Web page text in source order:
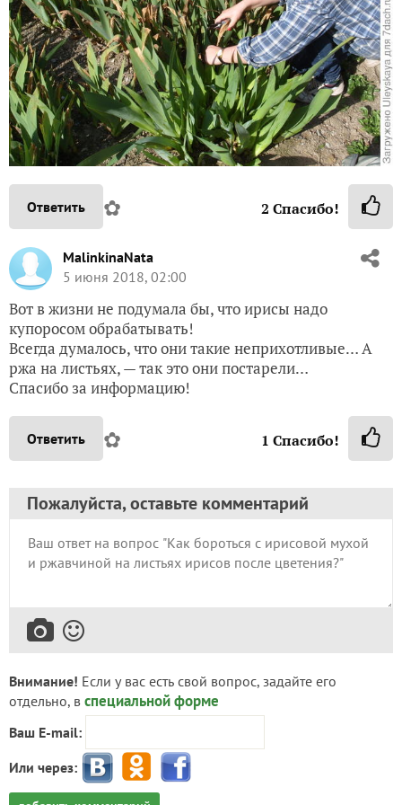
Ответить ✿ 2 Спасибо!
MalinkinaNata
5 июня 2018, 02:00
Вот в жизни не подумала бы, что ирисы надо
купоросом обрабатывать!
Всегда думалось, что они такие неприхотливые… А
ржа на листьях, — так это они постарели…
Спасибо за информацию!
Ответить ✿ 1 Спасибо!
Пожалуйста, оставьте комментарий
Внимание! Если у вас есть свой вопрос, задайте его
отдельно, в специальной форме
Ваш E-mail:
Или через: